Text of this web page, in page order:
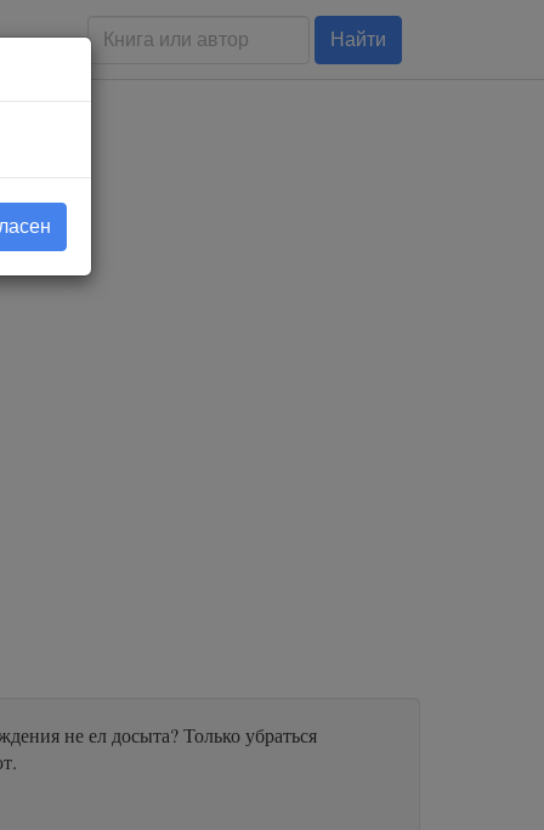
Найти
не ел досыта? Только убраться